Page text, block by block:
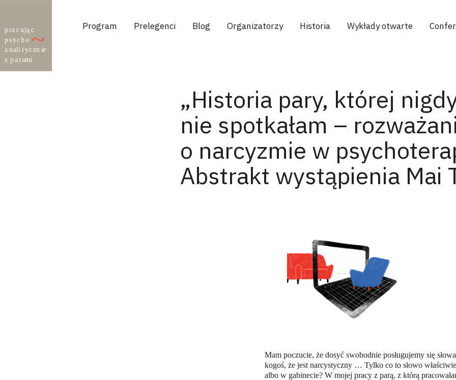
Program Prelegenci Blog Organizatorzy Historia Wykłady otwarte
„Historia pary, której
nie spotkałam –
o narcyzmie w
Abstrakt wystąpienia Mai
Mam poczucie, że dosyć swobodnie posługujemy się
kogoś, że jest narcystyczny … Tylko co to słowo
albo w gabinecie? W mojej pracy z parą, z którą